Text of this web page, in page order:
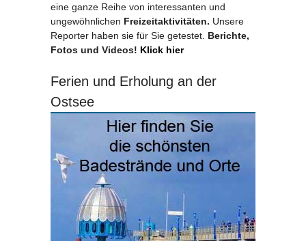
eine ganze Reihe von interessanten und
ungewöhnlichen Freizeitaktivitäten. Unsere
Reporter haben sie für Sie getestet. Berichte,
Fotos und Videos! Klick hier
Ferien und Erholung an der
Ostsee